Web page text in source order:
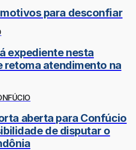
para desconfiar
expediente nesta
retoma atendimento na
aberta para Confúcio
de disputar o